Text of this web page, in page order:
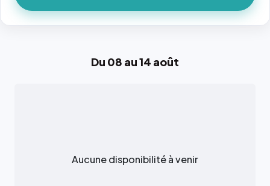
Du 08 au 14 août
Aucune disponibilité à venir